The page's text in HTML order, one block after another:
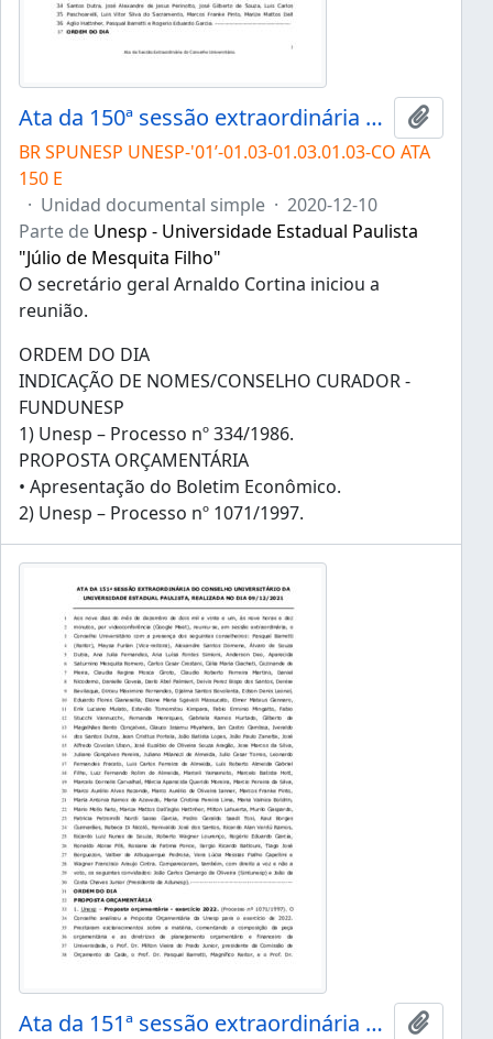
Ata da 150ª sessão extraordinária do Conselho Universitário da Unesp de 10/12/2020
Añadir
BR SPUNESP UNESP-'01’-01.03-01.03.01.03-CO ATA
150 E
· Unidad documental simple · 2020-12-10
Parte de Unesp - Universidade Estadual Paulista
"Júlio de Mesquita Filho"
O secretário geral Arnaldo Cortina iniciou a
reunião.
ORDEM DO DIA
INDICAÇÃO DE NOMES/CONSELHO CURADOR -
FUNDUNESP
1) Unesp – Processo nº 334/1986.
PROPOSTA ORÇAMENTÁRIA
• Apresentação do Boletim Econômico.
2) Unesp – Processo nº 1071/1997.
Ata da 151ª sessão extraordinária do Conselho Universitário da Unesp de 09/12/2021
Añadir